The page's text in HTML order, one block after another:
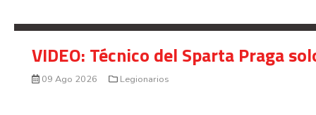
VIDEO: Técnico del Sparta Praga
09 Ago 2026 Legionarios